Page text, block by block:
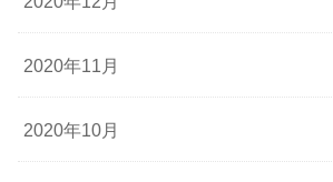
2020年11月
2020年10月